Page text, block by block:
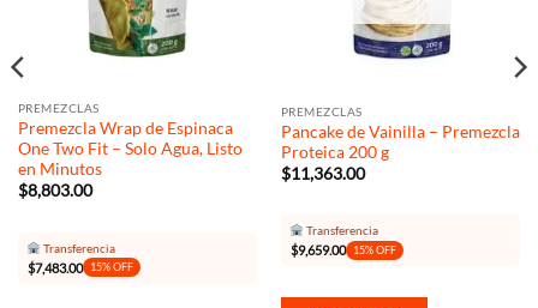
PREMEZCLAS
Premezcla Wrap de Espinaca
One Two Fit – Solo Agua, Listo
en Minutos
$8,803.00
Transferencia
$7,483.00 15% OFF
PREMEZCLAS
Pancake de Vainilla – Premezcla
Proteica 200 g
$11,363.00
Transferencia
$9,659.00 15% OFF